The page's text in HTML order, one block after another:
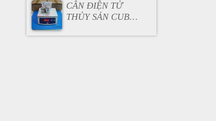
CÂN ĐIỆN TỬ
THỦY SẢN CUB